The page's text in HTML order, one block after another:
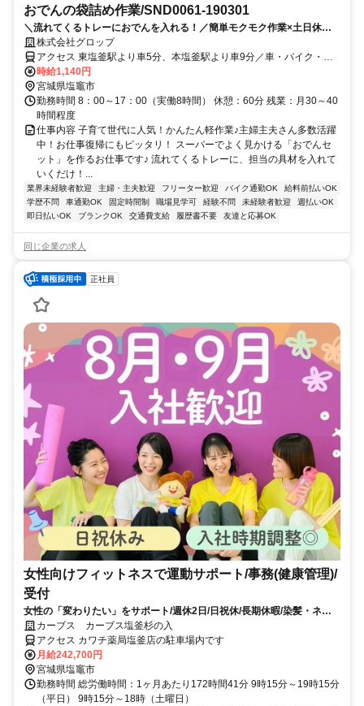
おでんの袋詰め作業/SND0061-190301
＼流れてくるトレーにおでんを入れる！／簡単モクモク作業×土日休み
◎子育て世代のママ・パパ活躍中！
株式会社グロップ
アクセス 東塩釜駅より車5分、本塩釜駅より車9分／車・バイク・自
転車通勤OK、駐車場無料
時給1,140円
宮城県塩竈市
勤務時間 8：00～17：00（実働8時間） 休憩：60分 残業：月30～40
時間程度
仕事内容 子育て世代に人気！かんたん軽作業♪主婦主夫さん多数活躍
中！お仕事復帰にもピッタリ！ スーパーでよく見かける「おでんセ
ット」を作るお仕事です♪ 流れてくるトレーに、担当の具材を入れて
いくだけ！...
業界未経験者歓迎 主婦・主夫歓迎 フリーター歓迎 バイク通勤OK
給料前払いOK
学歴不問
車通勤OK 固定時間制 職場見学可 経験不問 未経験者歓迎
週払いOK
即日払いOK
ブランクOK 交通費支給 履歴書不要 友達と応募OK
同じ企業の求人
正社員
女性向けフィットネスで運動サポート/事務(健康管理)/
受付
女性の「変わりたい」をサポート/週休2日/日祝休/長期休暇/染髪・ネイ
ルOK※規定内
カーブス カーブス塩釜杉の入
アクセス カワチ薬局塩釜店の駐車場内です
月給242,700円
宮城県塩竈市
勤務時間 総労働時間：1ヶ月あたり172時間41分 9時15分～19時15分
（平日） 9時15分～18時（土曜日）